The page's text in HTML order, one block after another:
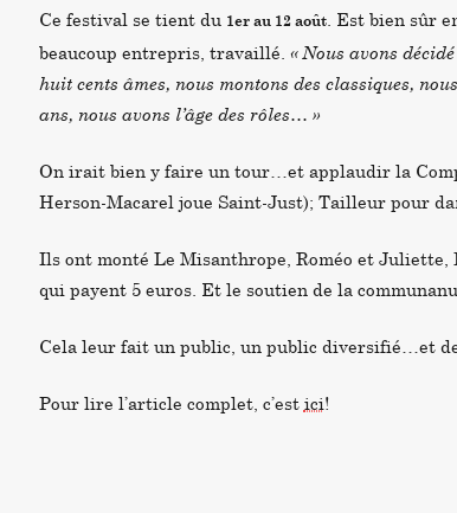
Ce festival se tient du 1er au 12 août. Est bien sûr
beaucoup entrepris, travaillé. « Nous avons
huit cents âmes, nous montons des classiques,
ans, nous avons l’âge des rôles… »
On irait bien y faire un tour…et applaudir la
Herson-Macarel joue Saint-Just); Tailleur pour
Ils ont monté Le Misanthrope, Roméo et Juliette,
qui payent 5 euros. Et le soutien de la
Cela leur fait un public, un public diversifié…et de
Pour lire l’article complet, c’est ici!